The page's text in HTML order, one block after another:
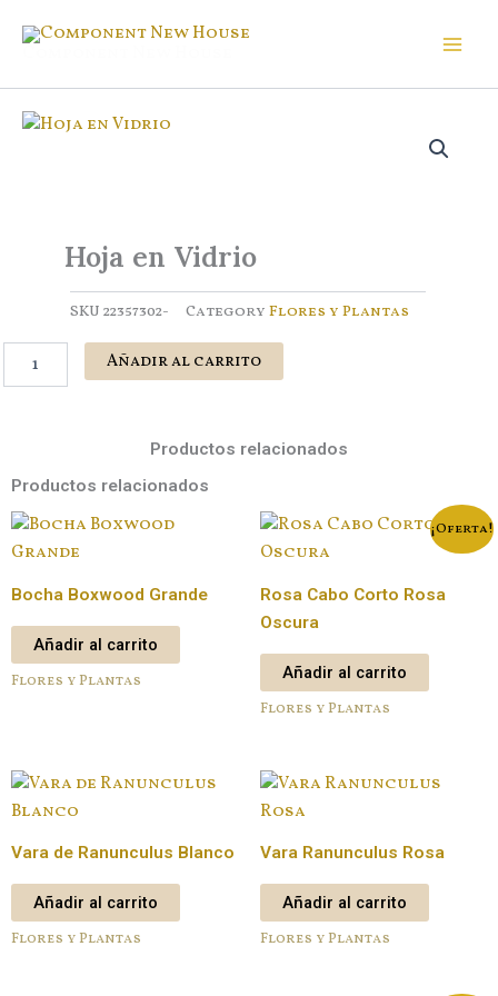
Hoja en Vidrio
SKU 22357302- Category Flores y Plantas
Añadir al carrito
Productos relacionados
Productos relacionados
Bocha Boxwood Grande
Añadir al carrito
Flores y Plantas
¡Oferta!
Rosa Cabo Corto Rosa
Oscura
Añadir al carrito
Flores y Plantas
Vara de Ranunculus Blanco
Añadir al carrito
Flores y Plantas
Vara Ranunculus Rosa
Añadir al carrito
Flores y Plantas